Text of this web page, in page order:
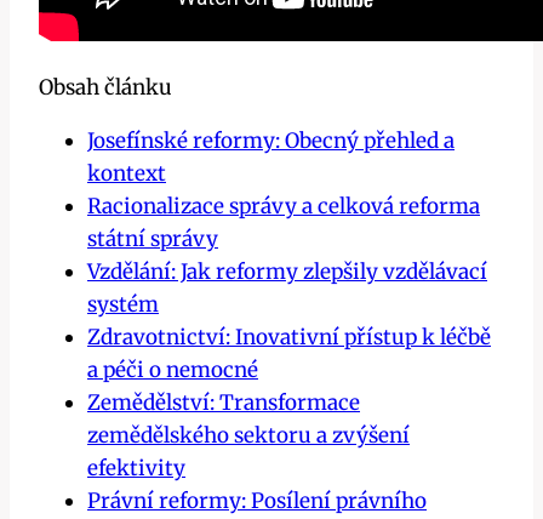
Obsah článku
Josefínské reformy: Obecný přehled a
kontext
Racionalizace správy a celková reforma
státní správy
Vzdělání: Jak reformy zlepšily vzdělávací
systém
Zdravotnictví: Inovativní přístup k léčbě
a péči o nemocné
Zemědělství: Transformace
zemědělského sektoru a zvýšení
efektivity
Právní reformy: Posílení právního